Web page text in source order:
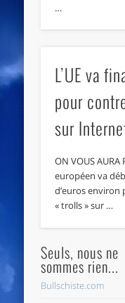
…
L’UE va
pour
sur
ON VOUS AURA
européen va
d’euros environ
« trolls » sur …
Seuls, nous ne
sommes rien...
Bullschiste.com